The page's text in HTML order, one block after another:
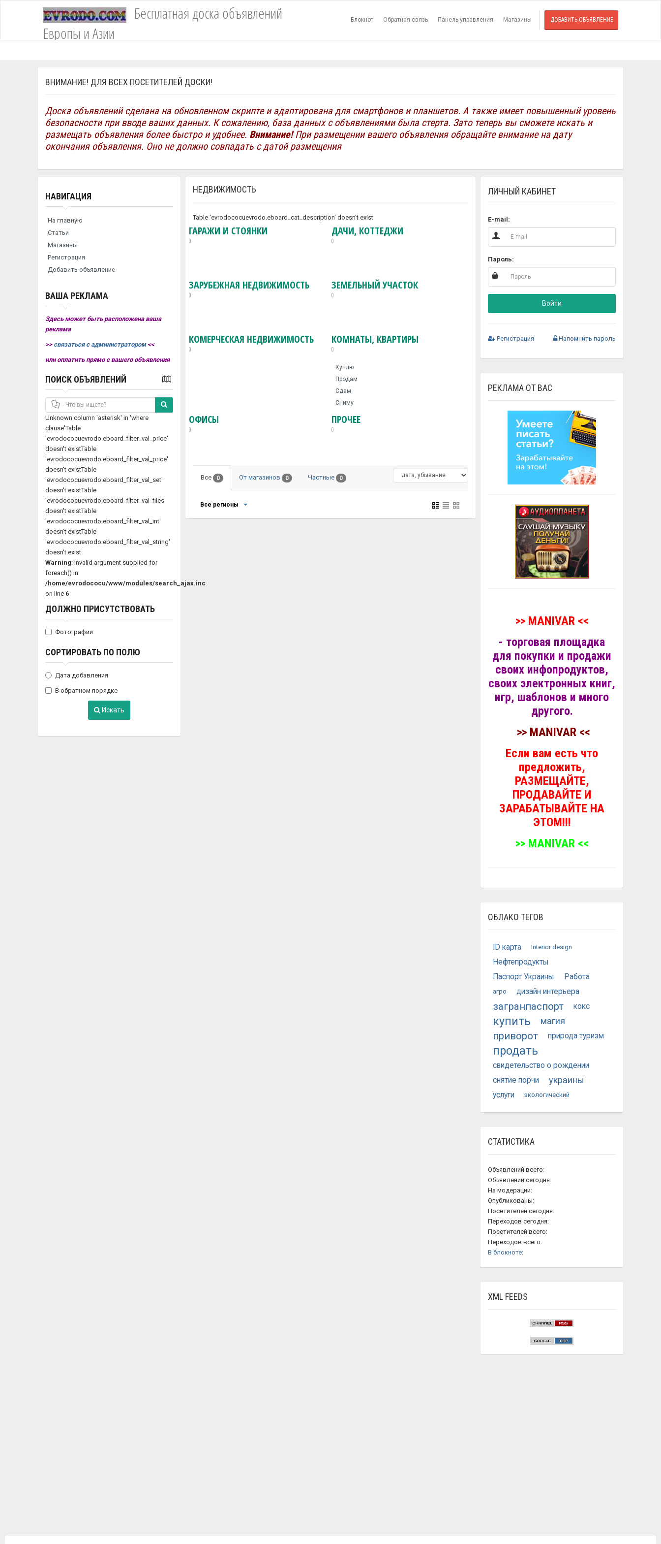
existTable 'evrodococuevrodo.eboard_filter_val_files' doesn't existTable 'evrodococuevrodo.eboard_filter_val_int' doesn't existTable 'evrodococuevrodo.eboard_filter_val_string' doesn't exist
Бесплатная доска объявлений
Европы и Азии
Блокнот Обратная связь Панель управления Магазины ДОБАВИТЬ ОБЪЯВЛЕНИЕ
ВНИМАНИЕ! ДЛЯ ВСЕХ ПОСЕТИТЕЛЕЙ ДОСКИ!
Доска объявлений сделана на обновленном скрипте и адаптирована для смартфонов и планшетов. А также имеет повышенный уровень
безопасности при вводе ваших данных. К сожалению, база данных с объявлениями была стерта. Зато теперь вы сможете искать и
размещать объявления более быстро и удобнее. Внимание!При размещении вашего объявления обращайте внимание на дату
окончания объявления. Оно не должно совпадать с датой размещения
НАВИГАЦИЯ
На главную
Статьи
Магазины
Регистрация
Добавить объявление
ВАША РЕКЛАМА
Здесь может быть расположена ваша
реклама
>> связаться с администратором <<
или оплатить прямо с вашего объявления
ПОИСК ОБЪЯВЛЕНИЙ
Unknown column 'asterisk' in 'where
clause'Table
'evrodococuevrodo.eboard_filter_val_price'
doesn't existTable
'evrodococuevrodo.eboard_filter_val_price'
doesn't existTable
'evrodococuevrodo.eboard_filter_val_set'
doesn't existTable
'evrodococuevrodo.eboard_filter_val_files'
doesn't existTable
'evrodococuevrodo.eboard_filter_val_int'
doesn't existTable
'evrodococuevrodo.eboard_filter_val_string'
doesn't exist
Warning: Invalid argument supplied for
foreach() in
/home/evrodococu/www/modules/search_ajax.inc
on line 6
ДОЛЖНО ПРИСУТСТВОВАТЬ
Фотографии
СОРТИРОВАТЬ ПО ПОЛЮ
Дата добавления
В обратном порядке
Искать
НЕДВИЖИМОСТЬ
Table 'evrodococuevrodo.eboard_cat_description' doesn't exist
ГАРАЖИ И СТОЯНКИ
0
ДАЧИ, КОТТЕДЖИ
0
ЗАРУБЕЖНАЯ НЕДВИЖИМОСТЬ
0
ЗЕМЕЛЬНЫЙ УЧАСТОК
0
КОМЕРЧЕСКАЯ НЕДВИЖИМОСТЬ
0
КОМНАТЫ, КВАРТИРЫ
0
Куплю
Продам
Сдам
Сниму
ОФИСЫ
0
ПРОЧЕЕ
0
Все 0 От магазинов 0 Частные 0
Все регионы
ЛИЧНЫЙ КАБИНЕТ
E-mail:
Пароль:
Войти
Регистрация Напомнить пароль
РЕКЛАМА ОТ ВАС
>> MANIVAR <<
- торговая площадка
для покупки и продажи
своих инфопродуктов,
своих электронных книг,
игр, шаблонов и много
другого.
>> MANIVAR <<
Если вам есть что
предложить,
РАЗМЕЩАЙТЕ,
ПРОДАВАЙТЕ И
ЗАРАБАТЫВАЙТЕ НА
ЭТОМ!!!
>> MANIVAR <<
ОБЛАКО ТЕГОВ
ID карта Interior design
Нефтепродукты
Паспорт Украины
Работа
агро дизайн интерьера
загранпаспорт кокс
купить магия
приворот природа туризм
продать
свидетельство о рождении
снятие порчи
украины
услуги экологический
СТАТИСТИКА
Объявлений всего:
Объявлений сегодня:
На модерации:
Опубликованы:
Посетителей сегодня:
Переходов сегодня:
Посетителей всего:
Переходов всего:
В блокноте:
XML FEEDS